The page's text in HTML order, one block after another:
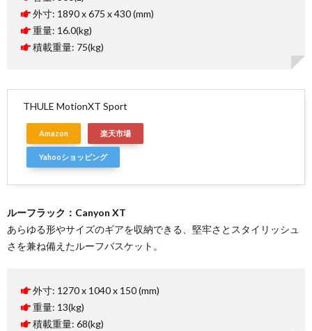
外寸: 1890 x 675 x 430 (mm)
重量: 16.0(kg)
積載重量: 75(kg)
THULE MotionXT Sport
Amazon 楽天市場
Yahooショッピング
ルーフラック：Canyon XT
あらゆる形やサイズのギアを収納できる、堅牢さとスタイリッシュ
さを兼ね備えたルーフバスケット。
外寸: 1270 x 1040 x 150 (mm)
重量: 13(kg)
積載重量: 68(kg)